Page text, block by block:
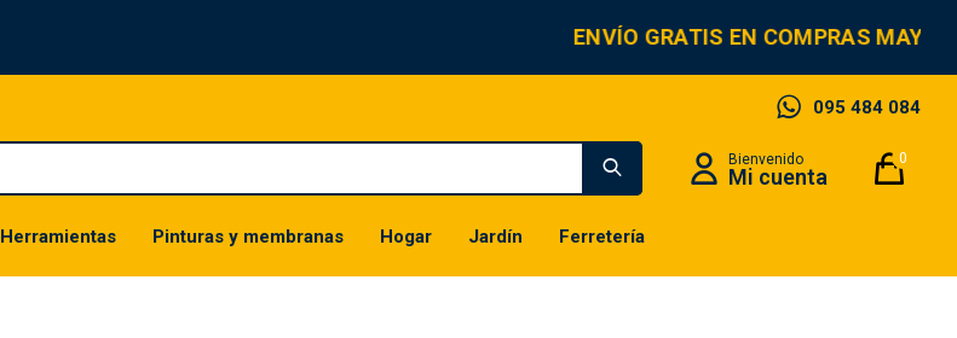
ENVÍO GRATIS EN COMPRAS
Herramientas Pinturas y membranas Hogar Jardín Ferretería
0
095 484 084